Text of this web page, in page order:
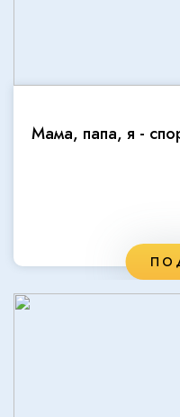
Мама, папа, я -